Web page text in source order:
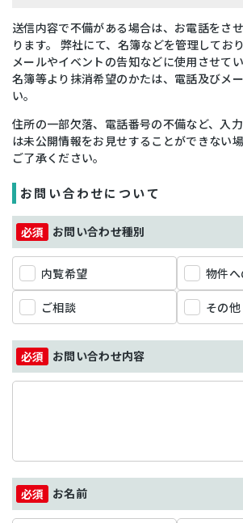
送信内容で不備がある場合は、お電話をさ
ります。 弊社にて、名簿などを管理してお
メールやイベントの告知などに使用させて
名簿等より抹消希望のかたは、電話及びメ
い。
住所の一部欠落、電話番号の不備など、入
は未公開情報をお見せすることができない場
ご了承ください。
お問い合わせについて
お問い合わせ種別
内覧希望 物件
ご相談 その他
お問い合わせ内容
お名前